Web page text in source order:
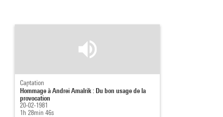
Captation
Hommage à Andrei Amalrik : Du bon usage de la
provocation
20-02-1981
1h 28min 46s